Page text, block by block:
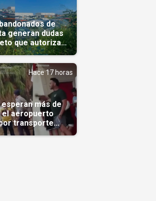
de
generan dudas
que autoriza
Hace 17 horas
más de
el aeropuerto
transporte